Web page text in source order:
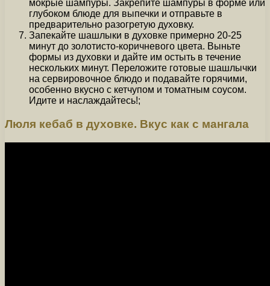
мокрые шампуры. Закрепите шампуры в форме или
глубоком блюде для выпечки и отправьте в
предварительно разогретую духовку.
Запекайте шашлыки в духовке примерно 20-25
минут до золотисто-коричневого цвета. Выньте
формы из духовки и дайте им остыть в течение
нескольких минут. Переложите готовые шашлычки
на сервировочное блюдо и подавайте горячими,
особенно вкусно с кетчупом и томатным соусом.
Идите и наслаждайтесь!;
Люля кебаб в духовке. Вкус как с мангала